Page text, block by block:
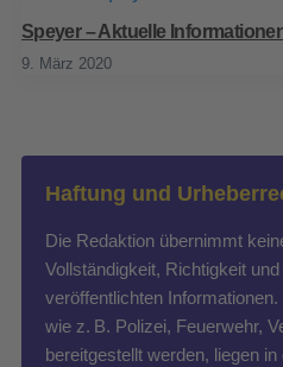
Speyer – Aktuelle
9. März 2020
Haftung und
Die Redaktion übernimmt
Vollständigkeit, Richtigkeit
veröffentlichten
wie z. B. Polizei, Feuerwehr,
bereitgestellt werden, liegen